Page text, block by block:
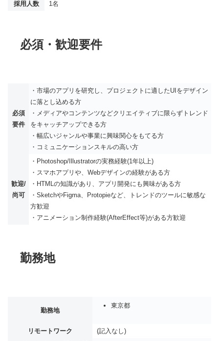
採用人数
1名
必須・歓迎要件
必須
要件
・市場のアプリを研究し、プロジェクトに適したUIをデザイン
に落とし込める方
・メディアやコンテンツなどクリエイティブに限らずトレンド
をキャッチアップできる方
・幅広いジャンルや事業に興味関心をもてる方
・コミュニケーションスキルの高い方
歓迎/
尚可
・Photoshop/Illustratorの実務経験(1年以上)
・スマホアプリや、Webデザインの経験がある方
・HTMLの知識があり、アプリ開発にも興味がある方
・SketchやFigma、Protopieなど、トレンドのツールに敏感な
方歓迎
・アニメーション制作経験(AfterEffect等)がある方歓迎
勤務地
勤務地
東京都
リモートワーク
(記入なし)